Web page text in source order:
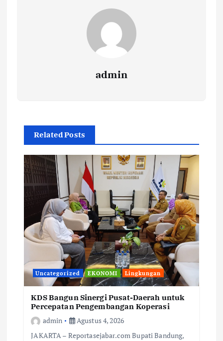
admin
Related Posts
Uncategorized EKONOMI Lingkungan
KDS Bangun Sinergi Pusat-Daerah untuk
Percepatan Pengembangan Koperasi
admin
Agustus 4, 2026
JAKARTA – Reportasejabar.com Bupati Bandung,